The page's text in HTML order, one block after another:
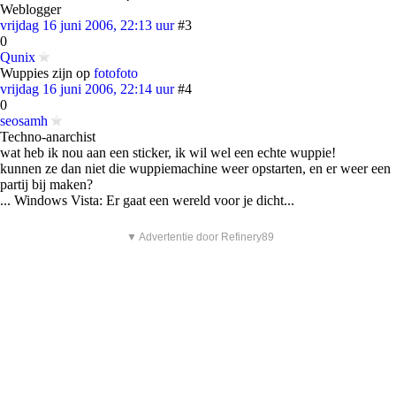
Weblogger
vrijdag 16 juni 2006, 22:13 uur #3
0
Qunix
Wuppies zijn op fotofoto
vrijdag 16 juni 2006, 22:14 uur #4
0
seosamh
Techno-anarchist
wat heb ik nou aan een sticker, ik wil wel een echte wuppie!
kunnen ze dan niet die wuppiemachine weer opstarten, en er weer een
partij bij maken?
... Windows Vista: Er gaat een wereld voor je dicht...
▼ Advertentie door Refinery89